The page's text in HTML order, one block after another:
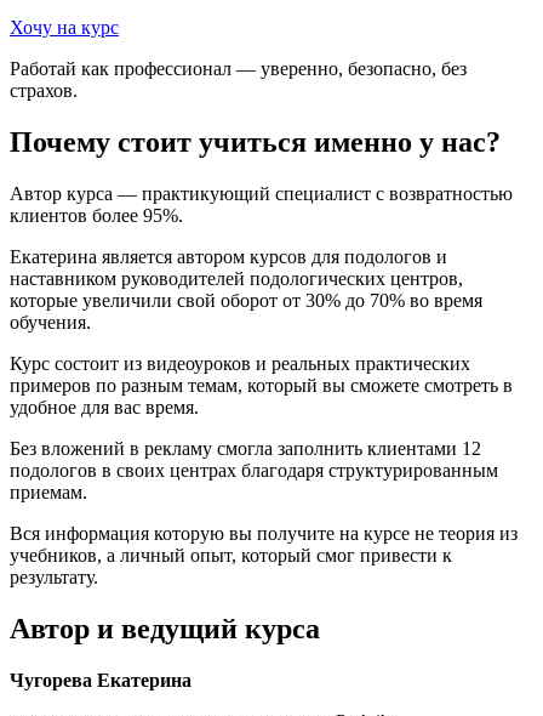
Хочу на курс
Работай как профессионал — уверенно, безопасно, без
страхов.
Почему стоит учиться именно у нас?
Автор курса — практикующий специалист с возвратностью
клиентов более 95%.
Екатерина является автором курсов для подологов и
наставником руководителей подологических центров,
которые увеличили свой оборот от 30% до 70% во время
обучения.
Курс состоит из видеоуроков и реальных практических
примеров по разным темам, который вы сможете смотреть в
удобное для вас время.
Без вложений в рекламу смогла заполнить клиентами 12
подологов в своих центрах благодаря структурированным
приемам.
Вся информация которую вы получите на курсе не теория из
учебников, а личный опыт, который смог привести к
результату.
Автор и ведущий курса
Чугорева Екатерина